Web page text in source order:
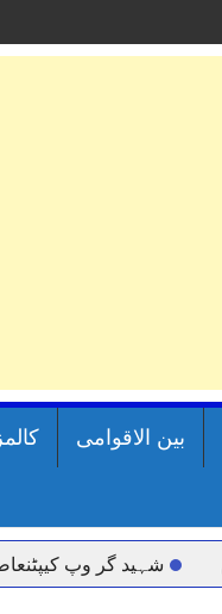
بین الاقوامی کالمز
شہید گر وپ کیپٹنعاصم